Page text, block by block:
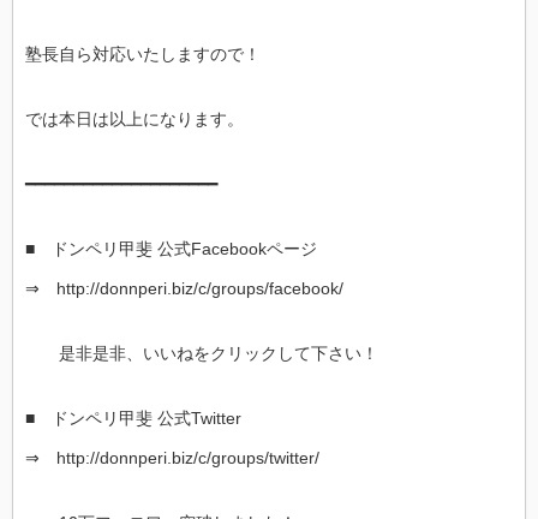
塾長自ら対応いたしますので！
では本日は以上になります。
━━━━━━━━━━━━━━━━━━━━
■ ドンペリ甲斐 公式Facebookページ
⇒ http://donnperi.biz/c/groups/facebook/
是非是非、いいねをクリックして下さい！
■ ドンペリ甲斐 公式Twitter
⇒ http://donnperi.biz/c/groups/twitter/